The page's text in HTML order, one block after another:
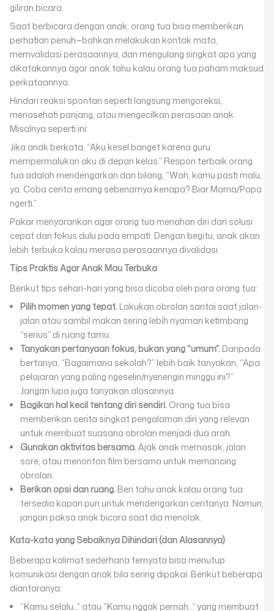
giliran bicara.
Saat berbicara dengan anak, orang tua bisa memberikan
perhatian penuh—bahkan melakukan kontak mata,
memvalidasi perasaannya, dan mengulang singkat apa yang
dikatakannya agar anak tahu kalau orang tua paham maksud
perkataannya.
Hindari reaksi spontan seperti langsung mengoreksi,
menasehati panjang, atau mengecilkan perasaan anak.
Misalnya seperti ini:
Jika anak berkata, “Aku kesel banget karena guru
mempermalukan aku di depan kelas.” Respon terbaik orang
tua adalah mendengarkan dan bilang, “Wah, kamu pasti malu,
ya. Coba cerita emang sebenarnya kenapa? Biar Mama/Papa
ngerti.”
Pakar menyarankan agar orang tua menahan diri dari solusi
cepat dan fokus dulu pada empati. Dengan begitu, anak akan
lebih terbuka kalau merasa perasaannya divalidasi.
Tips Praktis Agar Anak Mau Terbuka
Berikut tips sehari-hari yang bisa dicoba oleh para orang tua:
Pilih momen yang tepat.Lakukan obrolan santai saat jalan-
jalan atau sambil makan sering lebih nyaman ketimbang
“serius” di ruang tamu.
Tanyakan pertanyaan fokus, bukan yang “umum”. Daripada
bertanya, “Bagaimana sekolah?” lebih baik tanyakan, “Apa
pelajaran yang paling ngeselin/nyenengin minggu ini?”
Jangan lupa juga tanyakan alasannya.
Bagikan hal kecil tentang diri sendiri. Orang tua bisa
memberikan cerita singkat pengalaman diri yang relevan
untuk membuat suasana obrolan menjadi dua arah.
Gunakan aktivitas bersama.Ajak anak memasak, jalan
sore, atau menonton film bersama untuk memancing
obrolan.
Berikan opsi dan ruang. Beri tahu anak kalau orang tua
tersedia kapan pun untuk mendengarkan ceritanya. Namun,
jangan paksa anak bicara saat dia menolak.
Kata-kata yang Sebaiknya Dihindari (dan Alasannya)
Beberapa kalimat sederhana ternyata bisa menutup
komunikasi dengan anak bila sering dipakai. Berikut beberapa
diantaranya:
“Kamu selalu…” atau “Kamu nggak pernah…” yang membuat